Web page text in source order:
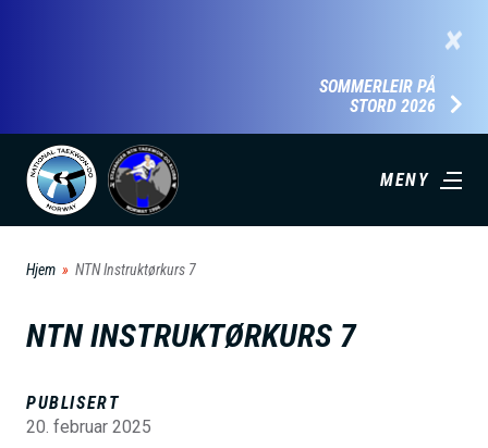
SOMMERLEIR PÅ
STORD 2026
×
MENY
Hjem NTN Instruktørkurs 7
NTN INSTRUKTØRKURS 7
PUBLISERT
20. februar 2025